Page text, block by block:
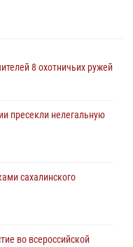
8 охотничьих ружей
пресекли нелегальную
сахалинского
во всероссийской